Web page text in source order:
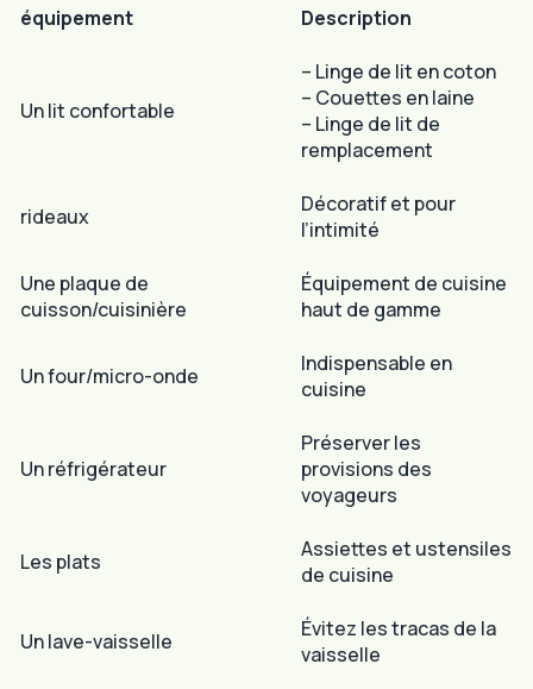
équipement Description
Un lit confortable
– Linge de lit en coton
– Couettes en laine
– Linge de lit de
remplacement
rideaux
Décoratif et pour
l’intimité
Une plaque de
cuisson/cuisinière
Équipement de cuisine
haut de gamme
Un four/micro-onde
Indispensable en
cuisine
Un réfrigérateur
Préserver les
provisions des
voyageurs
Les plats
Assiettes et ustensiles
de cuisine
Un lave-vaisselle
Évitez les tracas de la
vaisselle